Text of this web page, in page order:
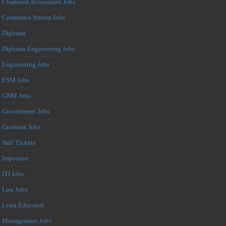
Chartered Accountant Jobs
Commerce Stream Jobs
Diploma
Diploma Engineering Jobs
Engineering Jobs
ESM Jobs
GNM Jobs
Government Jobs
Graduate Jobs
Hall Tickets
Important
ITI Jobs
Law Jobs
Least Educated
Management Jobs